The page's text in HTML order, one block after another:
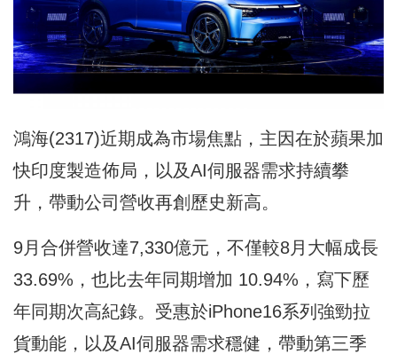
鴻海(2317)近期成為市場焦點，主因在於蘋果加
快印度製造佈局，以及AI伺服器需求持續攀
升，帶動公司營收再創歷史新高。
9月合併營收達7,330億元，不僅較8月大幅成長
33.69%，也比去年同期增加 10.94%，寫下歷
年同期次高紀錄。受惠於iPhone16系列強勁拉
貨動能，以及AI伺服器需求穩健，帶動第三季